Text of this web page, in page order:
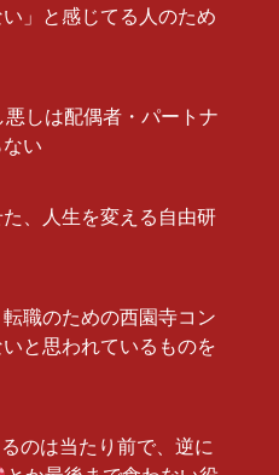
」と感じてる人のため
しは配偶者・パートナ
い
、人生を変える自由研
職のための西園寺コン
と思われているものを
のは当たり前で、逆に